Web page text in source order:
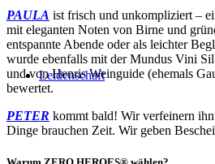
Leidenschaft
PAULA ist frisch und unkompliziert –
mit eleganten Noten von Birne und
entspannte Abende oder als leichter
wurde ebenfalls mit der Mundus Vini
und von Henris Weinguide (ehemals
bewertet.
PETER kommt bald! Wir verfeinern
Dinge brauchen Zeit. Wir geben